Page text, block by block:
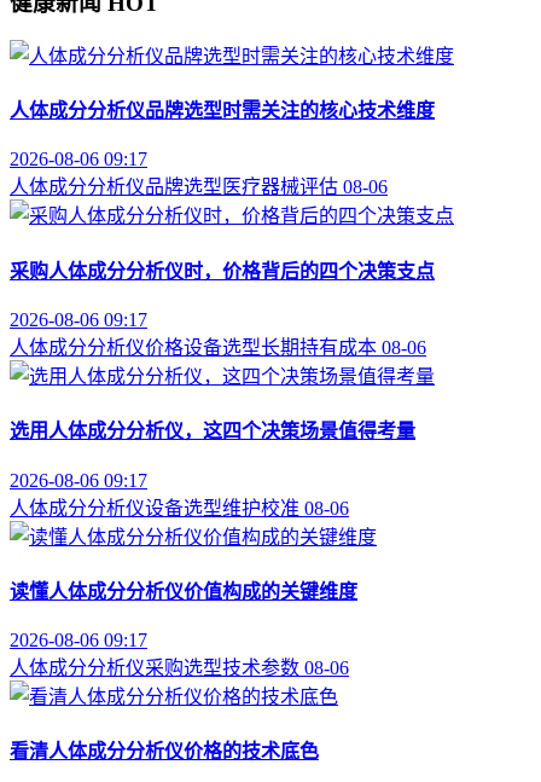
人体成分分析仪品牌选型时需关注的核心技术维度
2026-08-06 09:17
人体成分分析仪品牌选型 医疗器械评估 08-06
采购人体成分分析仪时，价格背后的四个决策支点
2026-08-06 09:17
人体成分分析仪价格设备选型长期持有成本 08-06
选用人体成分分析仪，这四个决策场景值得考量
2026-08-06 09:17
人体成分分析仪设备选型维护校准 08-06
读懂人体成分分析仪价值构成的关键维度
2026-08-06 09:17
人体成分分析仪采购选型技术参数 08-06
看清人体成分分析仪价格的技术底色